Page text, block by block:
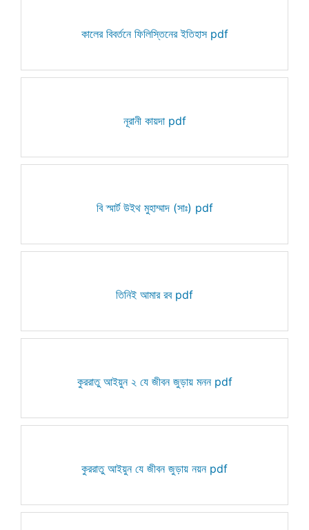
কালের বিবর্তনে ফিলিস্তিনের ইতিহাস pdf
নূরানী কায়দা pdf
বি স্মার্ট উইথ মুহাম্মাদ (সাঃ) pdf
তিনিই আমার রব pdf
কুররাতু আইয়ুন ২ যে জীবন জুড়ায় মনন pdf
কুররাতু আইয়ুন যে জীবন জুড়ায় নয়ন pdf